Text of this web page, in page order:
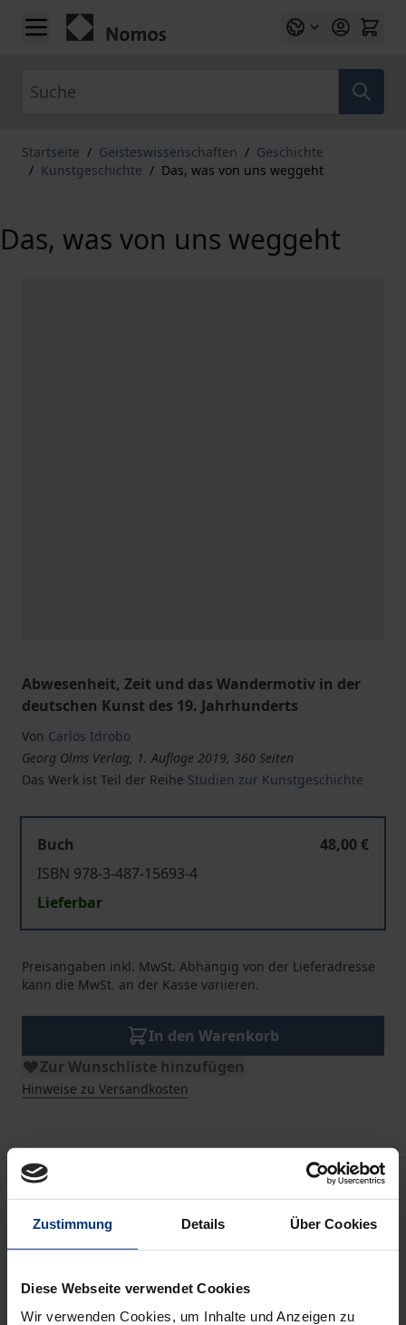
Zustimmung Details Über Cookies
Diese Webseite verwendet Cookies
Wir verwenden Cookies, um Inhalte und Anzeigen zu
Zum Inhalt springen
Startseite / Geisteswissenschaften / Geschichte
/ Kunstgeschichte / Das, was von uns weggeht
Das, was von uns weggeht
Abwesenheit, Zeit und das Wandermotiv in der
deutschen Kunst des 19. Jahrhunderts
Von Carlos Idrobo
Georg Olms Verlag, 1. Auflage 2019, 360 Seiten
Das Werk ist Teil der Reihe Studien zur Kunstgeschichte
Buch
48,00 €
ISBN 978-3-487-15693-4
Lieferbar
Preisangaben inkl. MwSt. Abhängig von der Lieferadresse
kann die MwSt. an der Kasse variieren.
In den Warenkorb
Zur Wunschliste hinzufügen
Hinweise zu Versandkosten
Beschreibung
Die Darstellung des Abschieds zählt seit der Antike
ebenso wie in Musik und Literatur. Insbesondere der
Aufbruch des Wanderers am Beginn seiner Reise mit